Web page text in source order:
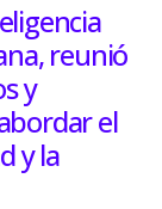
reunió
y
el
y la